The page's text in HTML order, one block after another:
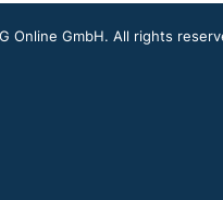
Online GmbH. All rights